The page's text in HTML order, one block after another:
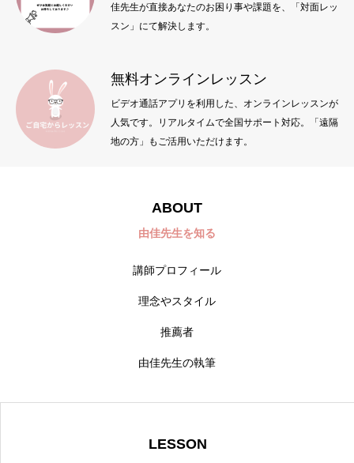
佳先生が直接あなたのお困り事や課題を、「対面レッ
スン」にて解決します。
無料オンラインレッスン
ビデオ通話アプリを利用した、オンラインレッスンが
人気です。リアルタイムで全国サポート対応。「遠隔
地の方」もご活用いただけます。
ABOUT
由佳先生を知る
講師プロフィール
理念やスタイル
推薦者
由佳先生の執筆
LESSON